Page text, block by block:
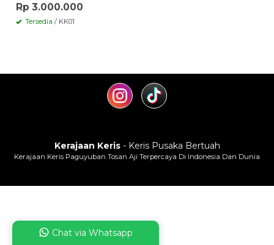
Rp 3.000.000
Tersedia / KK01
Kerajaan Keris- Keris Pusaka Bertuah
Kerajaan Keris Paguyuban Tosan Aji Terpercaya Di Indonesia Dan Dunia
Chat via Whatsapp